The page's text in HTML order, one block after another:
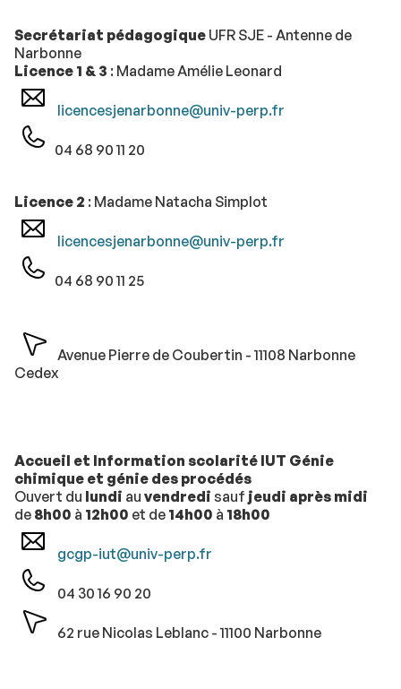
Secrétariat pédagogique UFR SJE - Antenne de
Narbonne
Licence 1 & 3 : Madame Amélie Leonard
licencesjenarbonne@univ-perp.fr
04 68 90 11 20
Licence 2 : Madame Natacha Simplot
licencesjenarbonne@univ-perp.fr
04 68 90 11 25
Avenue Pierre de Coubertin - 11108 Narbonne
Cedex
Accueil et Information scolarité IUT Génie
chimique et génie des procédés
Ouvert du lundi au vendredi sauf jeudi après midi
de 8h00 à 12h00 et de 14h00 à 18h00
gcgp-iut@univ-perp.fr
04 30 16 90 20
62 rue Nicolas Leblanc - 11100 Narbonne